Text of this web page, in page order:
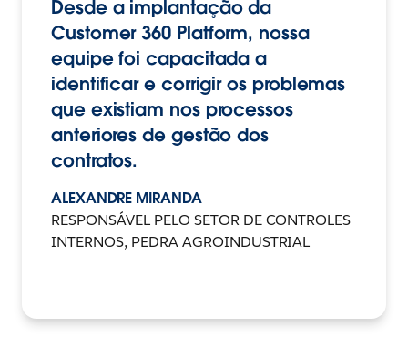
Desde a implantação da
Customer 360 Platform, nossa
equipe foi capacitada a
identificar e corrigir os problemas
que existiam nos processos
anteriores de gestão dos
contratos.
ALEXANDRE MIRANDA
RESPONSÁVEL PELO SETOR DE CONTROLES
INTERNOS, PEDRA AGROINDUSTRIAL